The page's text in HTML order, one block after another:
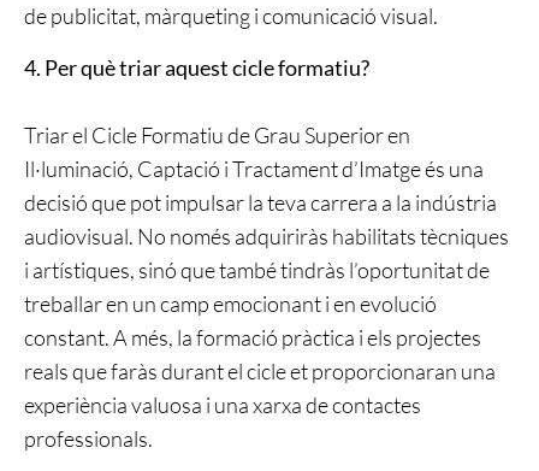
de publicitat, màrqueting i comunicació visual.
4. Per què triar aquest cicle formatiu?
Triar el Cicle Formatiu de Grau Superior en
Il·luminació, Captació i Tractament d’Imatge és una
decisió que pot impulsar la teva carrera a la indústria
audiovisual. No només adquiriràs habilitats tècniques
i artístiques, sinó que també tindràs l’oportunitat de
treballar en un camp emocionant i en evolució
constant. A més, la formació pràctica i els projectes
reals que faràs durant el cicle et proporcionaran una
experiència valuosa i una xarxa de contactes
professionals.